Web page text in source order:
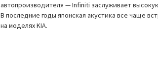
автопроизводителя — Infiniti заслуживает
В последние годы японская акустика все чаще
на моделях KIA.